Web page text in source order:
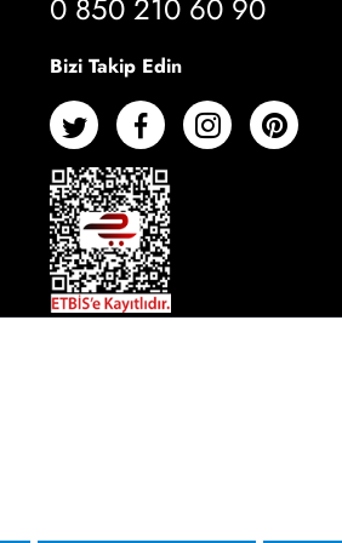
0 850 210 60 90
Bizi Takip Edin